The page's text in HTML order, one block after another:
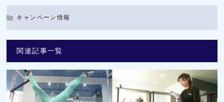
キャンペーン情報
関連記事一覧